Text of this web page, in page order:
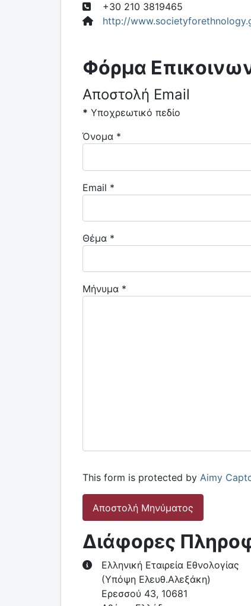
Τηλέφωνο:
+30 210 3819465
Ιστότοπος:
http://
Φόρμα
Αποστολή Email
* Υποχρεωτικό πεδίο
Όνομα *
Email *
Θέμα *
Μήνυμα *
This form is protected by Aimy
Αποστολή Μηνύματος
Διάφορες
Διάφορες Πληροφορίες
Ελληνική Εταιρεία Εθνολογίας
(Υπόψη Ελευθ.Αλεξάκη)
Ερεσσού 43, 10681